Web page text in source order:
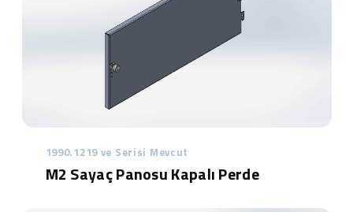
1990.1219 ve Serisi Mevcut
M2 Sayaç Panosu Kapalı Perde